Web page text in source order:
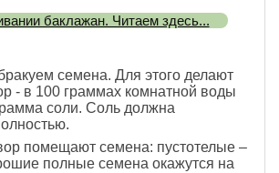
баклажан. Читаем здесь...
семена. Для этого делают
- в 100 граммах комнатной воды
соли. Соль должна
помещают семена: пустотелые –
полные семена окажутся на